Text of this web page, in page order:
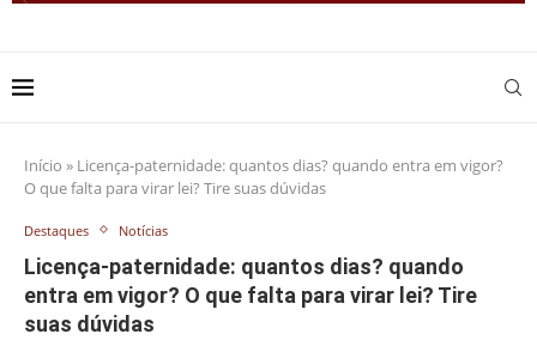
Início » Licença-paternidade: quantos dias? quando entra em vigor?
O que falta para virar lei? Tire suas dúvidas
Destaques Notícias
Licença-paternidade: quantos dias? quando
entra em vigor? O que falta para virar lei? Tire
suas dúvidas